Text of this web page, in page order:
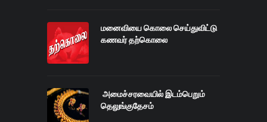
மனைவியை கொலை செய்துவிட்டு
கணவர் தற்கொலை
அமைச்சரவையில் இடம்பெறும்
தெலுங்குதேசம்